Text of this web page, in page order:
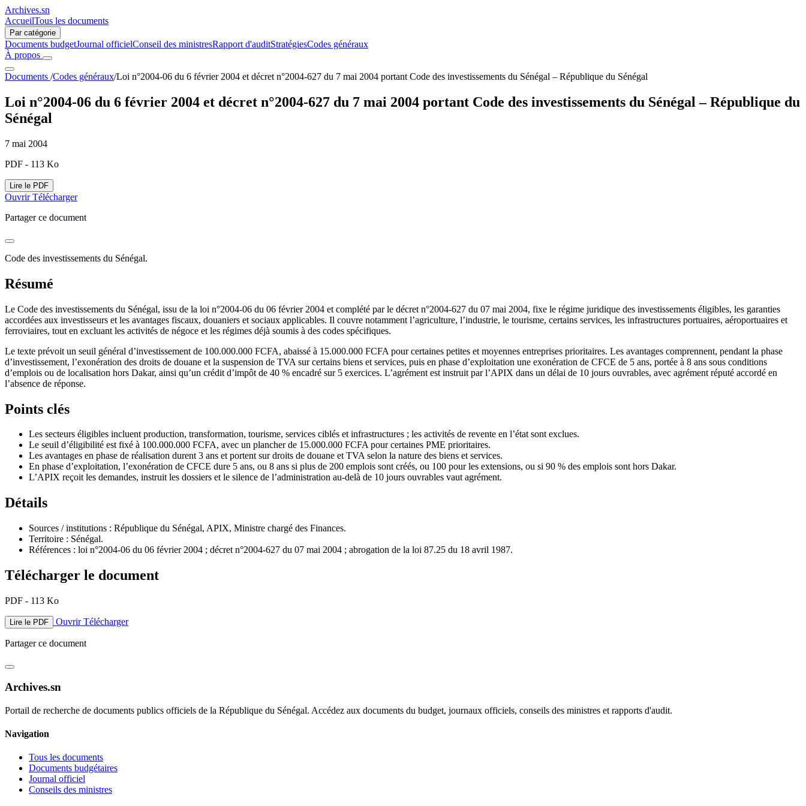
Archives.sn
AccueilTous les documents
Par catégorie
Documents budgetJournal officielConseil des ministresRapport d'auditStratégiesCodes généraux
À propos
Documents /Codes généraux/Loi n°2004-06 du 6 février 2004 et décret n°2004-627 du 7 mai 2004 portant Code des investissements du Sénégal – République du Sénégal
Loi n°2004-06 du 6 février 2004 et décret n°2004-627 du 7 mai 2004 portant Code des investissements du Sénégal – République du
Sénégal
7 mai 2004
PDF - 113 Ko
Lire le PDF
OuvrirTélécharger
Partager ce document
Code des investissements du Sénégal.
Résumé
Le Code des investissements du Sénégal, issu de la loi n°2004-06 du 06 février 2004 et complété par le décret n°2004-627 du 07 mai 2004, fixe le régime juridique des investissements éligibles, les garanties
accordées aux investisseurs et les avantages fiscaux, douaniers et sociaux applicables. Il couvre notamment l’agriculture, l’industrie, le tourisme, certains services, les infrastructures portuaires, aéroportuaires et
ferroviaires, tout en excluant les activités de négoce et les régimes déjà soumis à des codes spécifiques.
Le texte prévoit un seuil général d’investissement de 100.000.000 FCFA, abaissé à 15.000.000 FCFA pour certaines petites et moyennes entreprises prioritaires. Les avantages comprennent, pendant la phase
d’investissement, l’exonération des droits de douane et la suspension de TVA sur certains biens et services, puis en phase d’exploitation une exonération de CFCE de 5 ans, portée à 8 ans sous conditions
d’emplois ou de localisation hors Dakar, ainsi qu’un crédit d’impôt de 40 % encadré sur 5 exercices. L’agrément est instruit par l’APIX dans un délai de 10 jours ouvrables, avec agrément réputé accordé en
l’absence de réponse.
Points clés
Les secteurs éligibles incluent production, transformation, tourisme, services ciblés et infrastructures ; les activités de revente en l’état sont exclues.
Le seuil d’éligibilité est fixé à 100.000.000 FCFA, avec un plancher de 15.000.000 FCFA pour certaines PME prioritaires.
Les avantages en phase de réalisation durent 3 ans et portent sur droits de douane et TVA selon la nature des biens et services.
En phase d’exploitation, l’exonération de CFCE dure 5 ans, ou 8 ans si plus de 200 emplois sont créés, ou 100 pour les extensions, ou si 90 % des emplois sont hors Dakar.
L’APIX reçoit les demandes, instruit les dossiers et le silence de l’administration au-delà de 10 jours ouvrables vaut agrément.
Détails
Sources / institutions : République du Sénégal, APIX, Ministre chargé des Finances.
Territoire : Sénégal.
Références : loi n°2004-06 du 06 février 2004 ; décret n°2004-627 du 07 mai 2004 ; abrogation de la loi 87.25 du 18 avril 1987.
Télécharger le document
PDF - 113 Ko
Lire le PDF OuvrirTélécharger
Partager ce document
Archives.sn
Portail de recherche de documents publics officiels de la République du Sénégal. Accédez aux documents du budget, journaux officiels, conseils des ministres et rapports d'audit.
Navigation
Tous les documents
Documents budgétaires
Journal officiel
Conseils des ministres